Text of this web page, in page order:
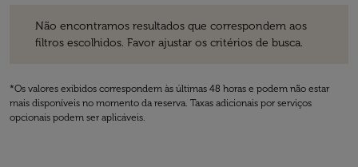
Não encontramos resultados que correspondem aos
filtros escolhidos. Favor ajustar os critérios de busca.
*Os valores exibidos correspondem às últimas 48 horas e podem não estar
mais disponíveis no momento da reserva. Taxas adicionais por serviços
opcionais podem ser aplicáveis.